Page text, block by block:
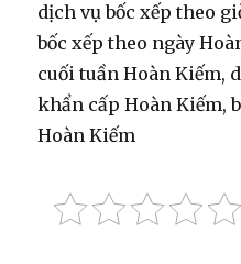
dịch vụ bốc xếp theo
bốc xếp theo ngày
cuối tuần Hoàn Kiếm,
khẩn cấp Hoàn Kiếm,
Hoàn Kiếm